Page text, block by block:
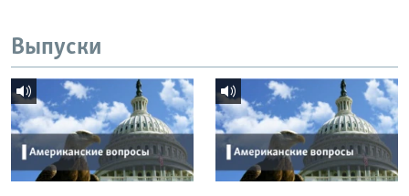
Выпуски